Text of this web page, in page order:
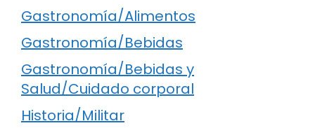
Gastronomía/Alimentos
Gastronomía/Bebidas
Gastronomía/Bebidas y
Salud/Cuidado corporal
Historia/Militar